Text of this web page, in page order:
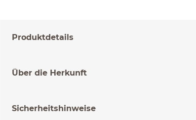
Produktdetails
Über die Herkunft
Sicherheitshinweise